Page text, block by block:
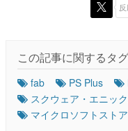
この記事に関するタグ
fab PS Plus
スクウェア・エニッ
マイクロソフトストア